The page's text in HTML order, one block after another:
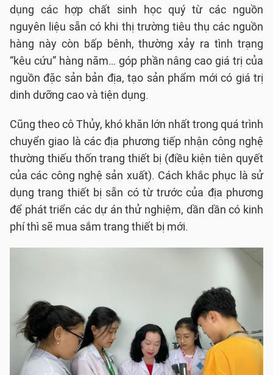
dụng các hợp chất sinh học quý từ các nguồn
nguyên liệu sẵn có khi thị trường tiêu thụ các nguồn
hàng này còn bấp bênh, thường xảy ra tình trạng
“kêu cứu” hàng năm… góp phần nâng cao giá trị của
nguồn đặc sản bản địa, tạo sản phẩm mới có giá trị
dinh dưỡng cao và tiện dụng.
Cũng theo cô Thủy, khó khăn lớn nhất trong quá trình
chuyển giao là các địa phương tiếp nhận công nghệ
thường thiếu thốn trang thiết bị (điều kiện tiên quyết
của các công nghệ sản xuất). Cách khắc phục là sử
dụng trang thiết bị sẵn có từ trước của địa phương
để phát triển các dự án thử nghiệm, dần dần có kinh
phí thì sẽ mua sắm trang thiết bị mới.